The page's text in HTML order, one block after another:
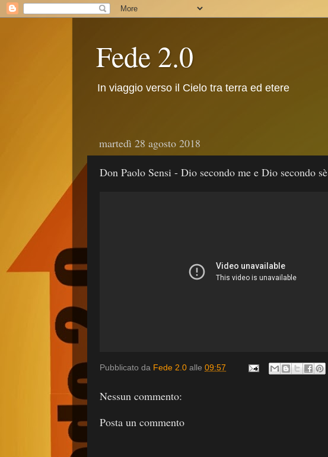
Fede 2.0
In viaggio verso il Cielo tra terra ed etere
martedì 28 agosto 2018
Don Paolo Sensi - Dio secondo me e Dio secondo sè
Pubblicato da Fede 2.0 alle 09:57
Nessun commento:
Posta un commento